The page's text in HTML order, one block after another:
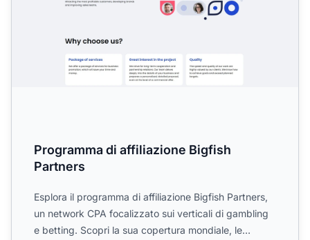
Programma di affiliazione Bigfish
Partners
Esplora il programma di affiliazione Bigfish Partners,
un network CPA focalizzato sui verticali di gambling
e betting. Scopri la sua copertura mondiale, le